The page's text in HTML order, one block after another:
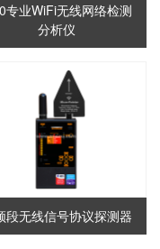
专业WiFi无线网络检测
分析仪
段无线信号协议探测器